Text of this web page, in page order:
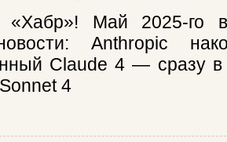
«Хабр»! Май 2025-го
Anthropic
Claude 4 — сразу в
4